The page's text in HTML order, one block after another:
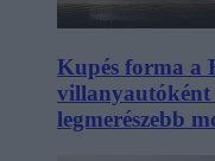
Kupés forma a
legmerészebb